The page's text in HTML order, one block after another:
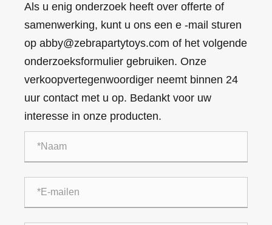
Als u enig onderzoek heeft over offerte of
samenwerking, kunt u ons een e -mail sturen
op abby@zebrapartytoys.com of het volgende
onderzoeksformulier gebruiken. Onze
verkoopvertegenwoordiger neemt binnen 24
uur contact met u op. Bedankt voor uw
interesse in onze producten.